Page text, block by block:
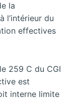
la
l’intérieur du
effectives
259 C du CGI
est
interne limite